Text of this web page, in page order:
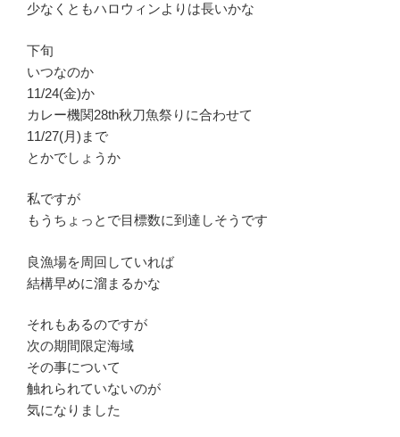
少なくともハロウィンよりは長いかな
下旬
いつなのか
11/24(金)か
カレー機関28th秋刀魚祭りに合わせて
11/27(月)まで
とかでしょうか
私ですが
もうちょっとで目標数に到達しそうです
良漁場を周回していれば
結構早めに溜まるかな
それもあるのですが
次の期間限定海域
その事について
触れられていないのが
気になりました